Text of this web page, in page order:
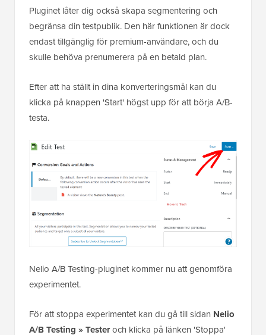
Pluginet låter dig också skapa segmentering och
begränsa din testpublik. Den här funktionen är dock
endast tillgänglig för premium-användare, och du
skulle behöva prenumerera på en betald plan.
Efter att ha ställt in dina konverteringsmål kan du
klicka på knappen 'Start' högst upp för att börja A/B-
testa.
Nelio A/B Testing-pluginet kommer nu att genomföra
experimentet.
För att stoppa experimentet kan du gå till sidan Nelio
A/B Testing » Testeroch klicka på länken 'Stoppa'